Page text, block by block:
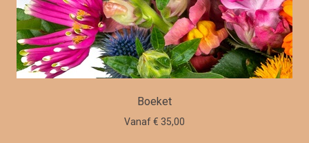
Boeket
Vanaf € 35,00